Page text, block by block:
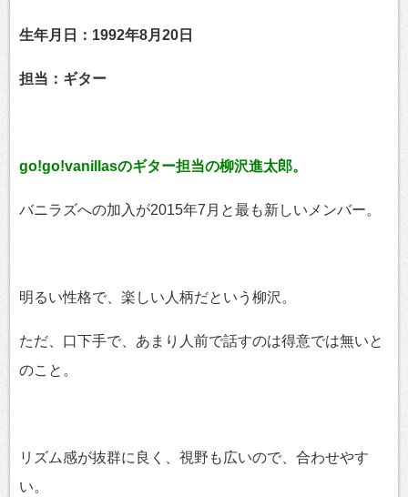
生年月日：1992年8月20日
担当：ギター
go!go!vanillasのギター担当の柳沢進太郎。
バニラズへの加入が2015年7月と最も新しいメンバー。
明るい性格で、楽しい人柄だという柳沢。
ただ、口下手で、あまり人前で話すのは得意では無いと
のこと。
リズム感が抜群に良く、視野も広いので、合わせやす
い。